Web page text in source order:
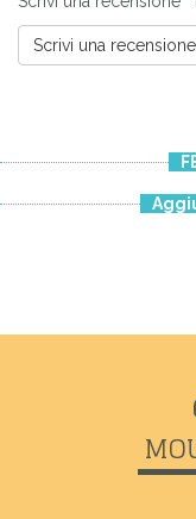
Scrivi una recensione